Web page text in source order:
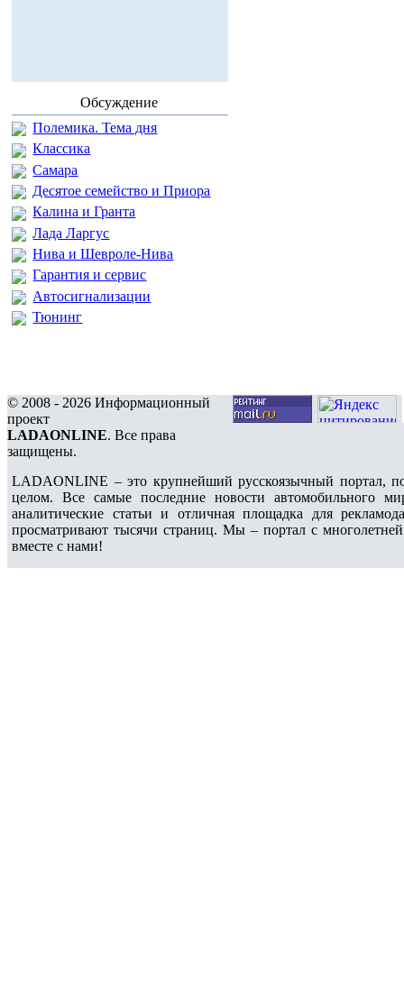
Обсуждение
Полемика. Тема дня
Классика
Самара
Десятое семейство и Приора
Калина и Гранта
Лада Ларгус
Нива и Шевроле-Нива
Гарантия и сервис
Автосигнализации
Тюнинг
© 2008 - 2026 Информационный
проект
LADAONLINE. Все права
защищены.
LADAONLINE – это крупнейший русскоязычный портал,
целом. Все самые последние новости автомобильного
аналитические статьи и отличная площадка для
просматривают тысячи страниц. Мы – портал с
вместе с нами!